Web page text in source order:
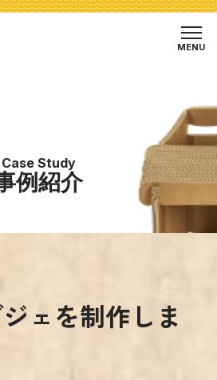
MENU
Case Study
例紹介
ェを制作しま